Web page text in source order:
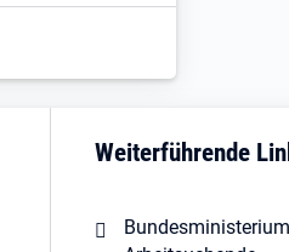
Weiterführende